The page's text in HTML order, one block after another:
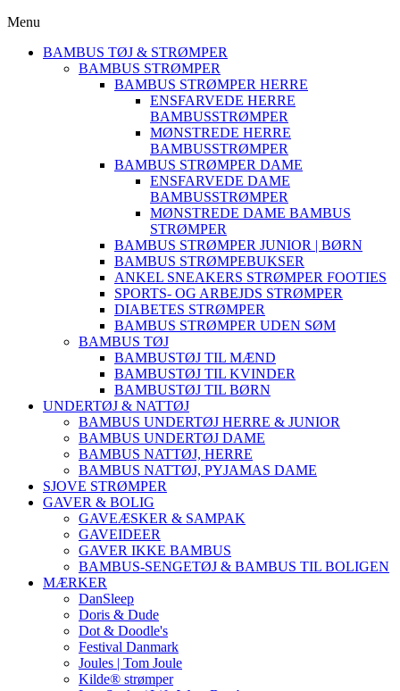
Menu
BAMBUS TØJ & STRØMPER
BAMBUS STRØMPER
BAMBUS STRØMPER HERRE
ENSFARVEDE HERRE
BAMBUSSTRØMPER
MØNSTREDE HERRE
BAMBUSSTRØMPER
BAMBUS STRØMPER DAME
ENSFARVEDE DAME
BAMBUSSTRØMPER
MØNSTREDE DAME BAMBUS
STRØMPER
BAMBUS STRØMPER JUNIOR | BØRN
BAMBUS STRØMPEBUKSER
ANKEL SNEAKERS STRØMPER FOOTIES
SPORTS- OG ARBEJDS STRØMPER
DIABETES STRØMPER
BAMBUS STRØMPER UDEN SØM
BAMBUS TØJ
BAMBUSTØJ TIL MÆND
BAMBUSTØJ TIL KVINDER
BAMBUSTØJ TIL BØRN
UNDERTØJ & NATTØJ
BAMBUS UNDERTØJ HERRE & JUNIOR
BAMBUS UNDERTØJ DAME
BAMBUS NATTØJ, HERRE
BAMBUS NATTØJ, PYJAMAS DAME
SJOVE STRØMPER
GAVER & BOLIG
GAVEÆSKER & SAMPAK
GAVEIDEER
GAVER IKKE BAMBUS
BAMBUS-SENGETØJ & BAMBUS TIL BOLIGEN
MÆRKER
DanSleep
Doris & Dude
Dot & Doodle's
Festival Danmark
Joules | Tom Joule
Kilde® strømper